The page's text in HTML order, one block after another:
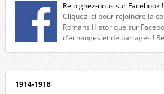
Rejoignez-nous sur Facebook !
Cliquez ici pour rejoindre la
Romans Historique sur
d’échanges et de partages !
1914-1918